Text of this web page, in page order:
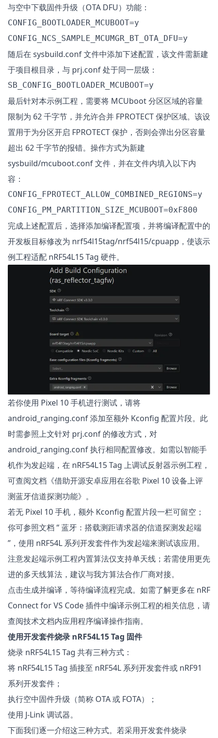
与空中下载固件升级（OTA DFU）功能：
CONFIG_BOOTLOADER_MCUBOOT=y
随后在 sysbuild.conf 文件中添加下述配置，该文件需新建
于项目根目录，与 prj.conf 处于同一层级：
最后针对本示例工程，需要将 MCUboot 分区区域的容量
限制为 62 千字节，并允许合并 FPROTECT 保护区域。该设
置用于为分区开启 FPROTECT 保护，否则会弹出分区容量
超出 62 千字节的报错。操作方式为新建
sysbuild/mcuboot.conf 文件，并在文件内填入以下内
容：
CONFIG_FPROTECT_ALLOW_COMBINED_REGIONS=y
完成上述配置后，选择添加编译配置项，并将编译配置中的
开发板目标修改为 nrf54l15tag/nrf54l15/cpuapp，使该示
例工程适配 nRF54L15 Tag 硬件。
若你使用 Pixel 10 手机进行测试，请将
android_ranging.conf 添加至额外 Kconfig 配置片段。此
时需参照上文针对 prj.conf 的修改方式，对
android_ranging.conf 执行相同配置修改。如需以智能手
机作为发起端，在 nRF54L15 Tag 上调试反射器示例工程，
可查阅文档 《借助开源安卓应用在谷歌 Pixel 10 设备上评
测蓝牙信道探测功能》 。
若无 Pixel 10 手机，额外 Kconfig 配置片段一栏可留空；
你可参照文档 “ 蓝牙：搭载测距请求器的信道探测发起端
” ，使用 nRF54L 系列开发套件作为发起端来测试该应用。
注意发起端示例工程内置算法仅支持单天线；若需使用更先
进的多天线算法，建议与我方算法合作厂商对接。
点击生成并编译，等待编译流程完成。如需了解更多在 nRF
Connect for VS Code 插件中编译示例工程的相关信息，请
查阅技术文档内应用程序编译操作指南。
使用开发套件烧录 nRF54L15 Tag 固件
烧录 nRF54L15 Tag 共有三种方式：
将 nRF54L15 Tag 插接至 nRF54L 系列开发套件或 nRF91
系列开发套件；
执行空中固件升级（简称 OTA 或 FOTA）；
使用 J-Link 调试器。
下面我们逐一介绍这三种方式。若采用开发套件烧录